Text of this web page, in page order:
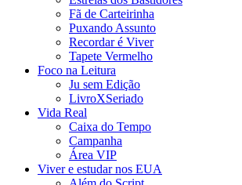
Fã de Carteirinha
Puxando Assunto
Recordar é Viver
Tapete Vermelho
Foco na Leitura
Ju sem Edição
LivroXSeriado
Vida Real
Caixa do Tempo
Campanha
Área VIP
Viver e estudar nos EUA